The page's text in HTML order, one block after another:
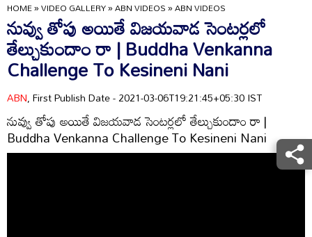
HOME»VIDEO GALLERY»ABN VIDEOS»ABN VIDEOS
నువ్వు తోపు అయితే విజయవాడ సెంటర్లలో
తేల్చుకుందాం రా | Buddha Venkanna
Challenge To Kesineni Nani
ABN, First Publish Date - 2021-03-06T19:21:45+05:30 IST
నువ్వు తోపు అయితే విజయవాడ సెంటర్లలో తేల్చుకుందాం రా |
Buddha Venkanna Challenge To Kesineni Nani